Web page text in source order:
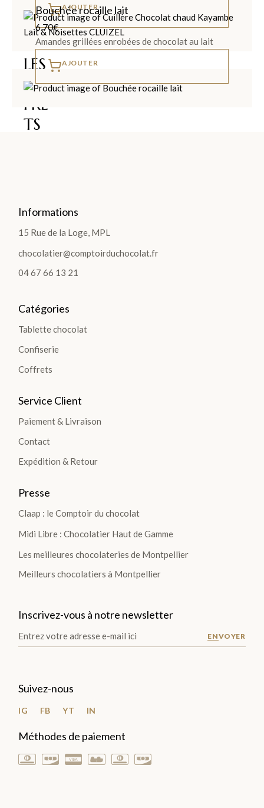
LES
COF
FRE
TS
NS
>
TABLETTES
Les
Tablettes
Lait
Les
Gourmandes
Plantations
TOUTES
TABLETTES
COLLECTION
AJOUTER
Bouchée rocaille lait
6.70€
Amandes grillées enrobées de chocolat au lait
AJOUTER
Informations
15 Rue de la Loge, MPL
chocolatier@comptoirduchocolat.fr
04 67 66 13 21
Catégories
Tablette chocolat
Confiserie
Coffrets
Service Client
Paiement & Livraison
Contact
Expédition & Retour
Presse
Claap : le Comptoir du chocolat
Midi Libre : Chocolatier Haut de Gamme
Les meilleures chocolateries de Montpellier
Meilleurs chocolatiers à Montpellier
Inscrivez-vous à notre newsletter
ENVOYER
Suivez-nous
IG FB YT IN
Méthodes de paiement